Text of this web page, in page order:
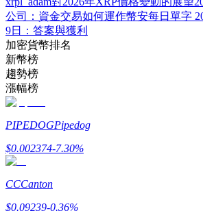
公司：資金交易如何運作幣安每日單字
9日：答案與獲利
加密貨幣排名
新幣榜
趨勢榜
漲幅榜
PIPEDOGPipedog
$0.002374-7.30%
CCCanton
$0.09239-0.36%